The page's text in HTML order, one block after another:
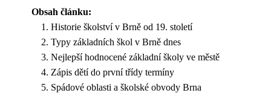
Obsah článku:
Historie školství v Brně od 19. století
Typy základních škol v Brně dnes
Nejlepší hodnocené základní školy ve městě
Zápis dětí do první třídy termíny
Spádové oblasti a školské obvody Brna